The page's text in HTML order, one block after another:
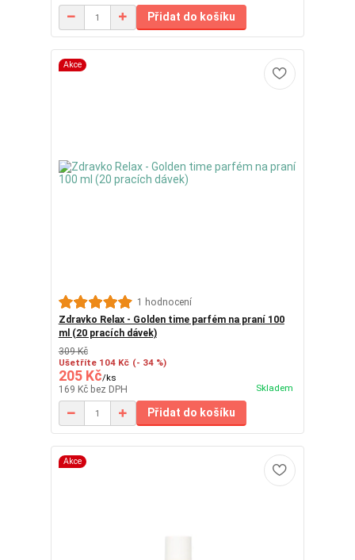
Přidat do košíku
Akce
1 hodnocení
Zdravko Relax - Golden time parfém na praní 100
ml (20 pracích dávek)
309 Kč
Ušetříte 104 Kč (- 34 %)
205 Kč/ks
169 Kč bez DPH Skladem
Přidat do košíku
Akce